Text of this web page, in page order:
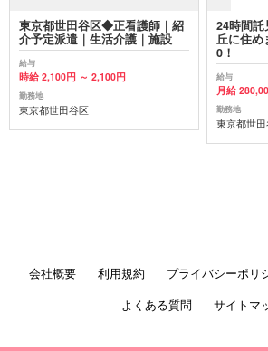
東京都世田谷区◆正看護師｜紹
介予定派遣｜生活介護｜施設
給与
時給 2,100円 ～ 2,100円
勤務地
東京都世田谷区
24時間
丘に住
0！
給与
月給
勤務地
東京都世
会社概要 利用規約 プライバシーポリ
よくある質問
サイトマ